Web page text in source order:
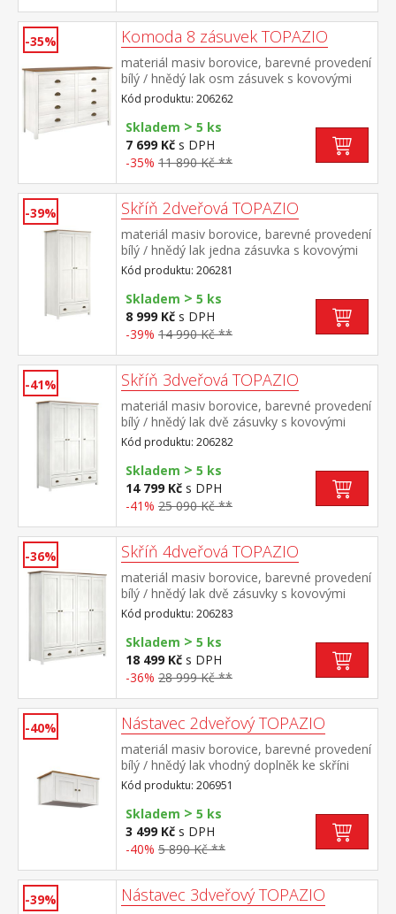
-35% Komoda 8 zásuvek TOPAZIO
materiál masiv borovice, barevné provedení
bílý / hnědý lak osm zásuvek s kovovými
úchytkami a pojezdy rozměr zásuvky (š/h/v)
49,5 × 33,5 × 9 cm
Kód produktu: 206262
Skladem > 5 ks
7 699 Kč s DPH
-35% 11 890 Kč **
-39% Skříň 2dveřová TOPAZIO
materiál masiv borovice, barevné provedení
bílý / hnědý lak jedna zásuvka s kovovými
úchytkami a pojezdy jedna police a kovová
šatní tyč vhodný doplněk nástavec
TOPAZIO 206951
Kód produktu: 206281
Skladem > 5 ks
8 999 Kč s DPH
-39% 14 990 Kč **
-41% Skříň 3dveřová TOPAZIO
materiál masiv borovice, barevné provedení
bílý / hnědý lak dvě zásuvky s kovovými
úchytkami a pojezdy v levé části 3 police, v
pravé části 1 police a kovová šatní
tyč vhodný doplněk nástavec TOPAZIO
206952
Kód produktu: 206282
Skladem > 5 ks
14 799 Kč s DPH
-41% 25 090 Kč **
-36% Skříň 4dveřová TOPAZIO
materiál masiv borovice, barevné provedení
bílý / hnědý lak dvě zásuvky s kovovými
úchytkami a pojezdy v levé části 3 police, v
pravé části 1 police a kovová šatní
tyč vhodný doplněk nástavec TOPAZIO
206953
Kód produktu: 206283
Skladem > 5 ks
18 499 Kč s DPH
-36% 28 999 Kč **
-40% Nástavec 2dveřový TOPAZIO
materiál masiv borovice, barevné provedení
bílý / hnědý lak vhodný doplněk ke skříni
TOPAZIO 206281
Kód produktu: 206951
Skladem > 5 ks
3 499 Kč s DPH
-40% 5 890 Kč **
-39% Nástavec 3dveřový TOPAZIO